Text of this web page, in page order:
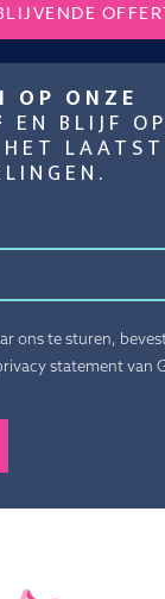
OP ONZE
EN BLIJF
ons te sturen,
statement van